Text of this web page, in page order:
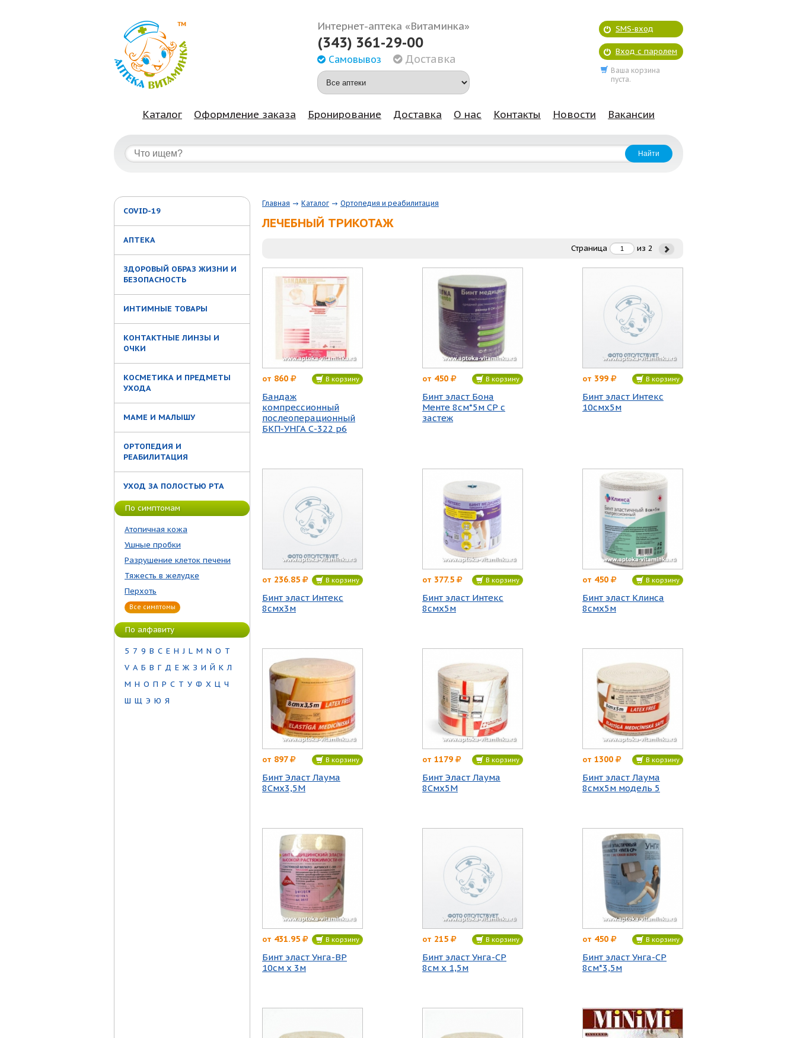
Интернет-аптека «Витаминка»
(343) 361-29-00
Самовывоз Доставка
SMS-вход
Вход с паролем
Ваша корзина
пуста.
Каталог Оформление заказа Бронирование Доставка О нас Контакты Новости Вакансии
COVID-19
АПТЕКА
ЗДОРОВЫЙ ОБРАЗ ЖИЗНИ И
БЕЗОПАСНОСТЬ
ИНТИМНЫЕ ТОВАРЫ
КОНТАКТНЫЕ ЛИНЗЫ И
ОЧКИ
КОСМЕТИКА И ПРЕДМЕТЫ
УХОДА
МАМЕ И МАЛЫШУ
ОРТОПЕДИЯ И
РЕАБИЛИТАЦИЯ
УХОД ЗА ПОЛОСТЬЮ РТА
По симптомам
Атопичная кожа
Ушные пробки
Разрушение клеток печени
Тяжесть в желудке
Перхоть
Все симптомы
По алфавиту
5 7 9 B C E H J L M N O T
V А Б В Г Д Е Ж З И Й К Л
М Н О П Р С Т У Ф Х Ц Ч
Ш Щ Э Ю Я
Главная Каталог Ортопедия и реабилитация
ЛЕЧЕБНЫЙ ТРИКОТАЖ
Страница из 2
от 860 В корзину
Бандаж
компрессионный
послеоперационный
БКП-УНГА С-322 р6
от 450 В корзину
Бинт эласт Бона
Менте 8см*5м СР с
застеж
от 399 В корзину
Бинт эласт Интекс
10смх5м
от 236.85 В корзину
Бинт эласт Интекс
8смх3м
от 377.5 В корзину
Бинт эласт Интекс
8смх5м
от 450 В корзину
Бинт эласт Клинса
8смх5м
от 897 В корзину
Бинт Эласт Лаума
8Смх3,5М
от 1179 В корзину
Бинт Эласт Лаума
8Смх5М
от 1300 В корзину
Бинт эласт Лаума
8смх5м модель 5
от 431.95 В корзину
Бинт эласт Унга-ВР
10см х 3м
от 215 В корзину
Бинт эласт Унга-СР
8см х 1,5м
от 450 В корзину
Бинт эласт Унга-СР
8см*3,5м